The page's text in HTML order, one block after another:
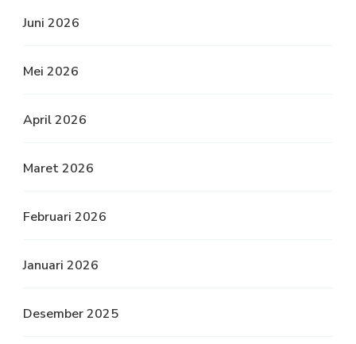
Juni 2026
Mei 2026
April 2026
Maret 2026
Februari 2026
Januari 2026
Desember 2025